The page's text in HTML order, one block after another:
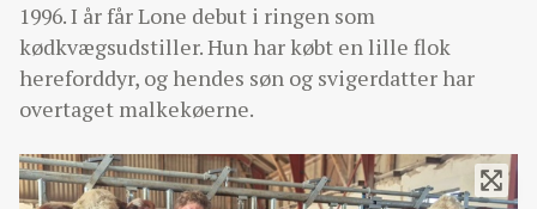
1996. I år får Lone debut i ringen som
kødkvægsudstiller. Hun har købt en lille flok
hereforddyr, og hendes søn og svigerdatter har
overtaget malkekøerne.